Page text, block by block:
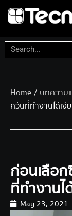
Home/ บทความ
ควันที่ทำงานได้เงี
ก่อนเลือก
ที่ทำงานไ
May 23, 2021